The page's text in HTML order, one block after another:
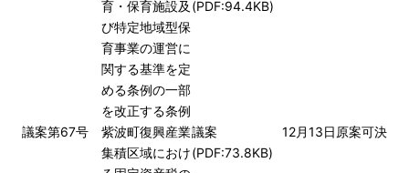
育・保育施設及
び特定地域型保
育事業の運営に
関する基準を定
める条例の一部
を改正する条例
(PDF:94.4KB)
議案第67号
紫波町復興産業
集積区域におけ
議案
(PDF:73.8KB)
12月13日 原案可決